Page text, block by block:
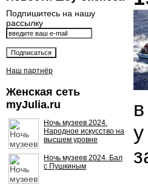
Подпишитесь на нашу
рассылку
Наш партнёр
Женская сеть
myJulia.ru
Ночь музеев 2024.
Народное искусство на
высшем уровне
Ночь музеев 2024. Бал
с Пушкиным